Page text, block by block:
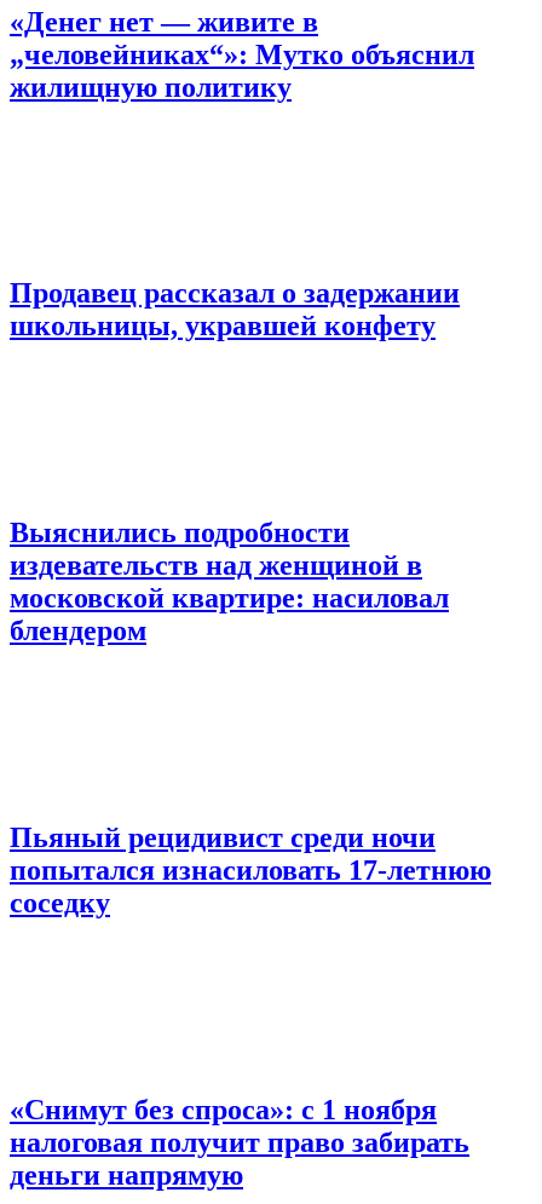
«Денег нет — живите в
„человейниках“»: Мутко объяснил
жилищную политику
Продавец рассказал о задержании
школьницы, укравшей конфету
Выяснились подробности
издевательств над женщиной в
московской квартире: насиловал
блендером
Пьяный рецидивист среди ночи
попытался изнасиловать 17-летнюю
соседку
«Снимут без спроса»: с 1 ноября
налоговая получит право забирать
деньги напрямую